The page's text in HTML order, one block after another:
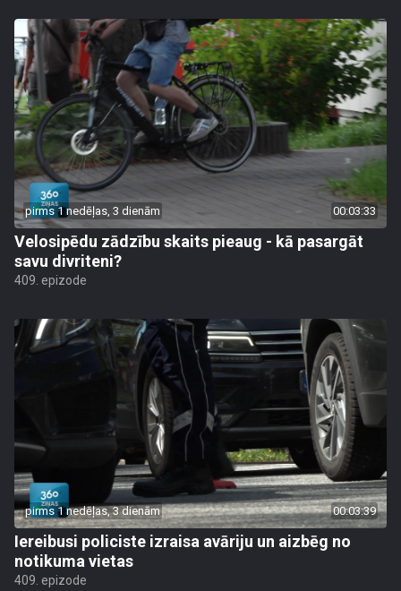
pirms 1 nedēļas, 3 dienām 00:03:33
Velosipēdu zādzību skaits pieaug - kā pasargāt
savu divriteni?
409. epizode
pirms 1 nedēļas, 3 dienām 00:03:39
Iereibusi policiste izraisa avāriju un aizbēg no
notikuma vietas
409. epizode